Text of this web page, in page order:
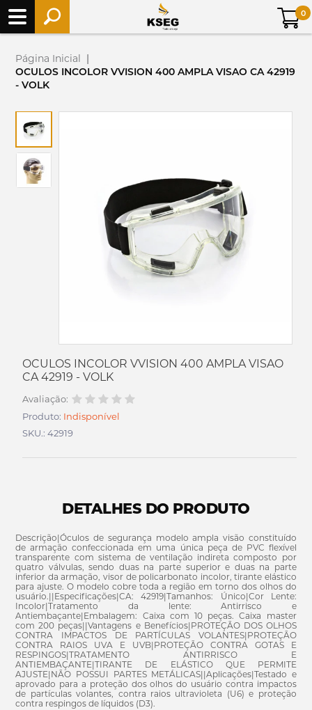
0
Página Inicial |
OCULOS INCOLOR VVISION 400 AMPLA VISAO CA 42919
- VOLK
OCULOS INCOLOR VVISION 400 AMPLA VISAO
CA 42919 - VOLK
Avaliação:
Produto: Indisponível
SKU.: 42919
DETALHES DO PRODUTO
Descrição|Óculos de segurança modelo ampla visão constituído
de armação confeccionada em uma única peça de PVC flexível
transparente com sistema de ventilação indireta composto por
quatro válvulas, sendo duas na parte superior e duas na parte
inferior da armação, visor de policarbonato incolor, tirante elástico
para ajuste. O modelo cobre toda a região em torno dos olhos do
usuário.||Especificações|CA: 42919|Tamanhos: Único|Cor Lente:
Incolor|Tratamento da lente: Antirrisco e
Antiembaçante|Embalagem: Caixa com 10 peças. Caixa master
com 200 peças||Vantagens e Benefícios|PROTEÇÃO DOS OLHOS
CONTRA IMPACTOS DE PARTÍCULAS VOLANTES|PROTEÇÃO
CONTRA RAIOS UVA E UVB|PROTEÇÃO CONTRA GOTAS E
RESPINGOS|TRATAMENTO ANTIRRISCO E
ANTIEMBAÇANTE|TIRANTE DE ELÁSTICO QUE PERMITE
AJUSTE|NÃO POSSUI PARTES METÁLICAS||Aplicações|Testado e
aprovado para a proteção dos olhos do usuário contra impactos
de partículas volantes, contra raios ultravioleta (U6) e proteção
contra respingos de líquidos (D3).